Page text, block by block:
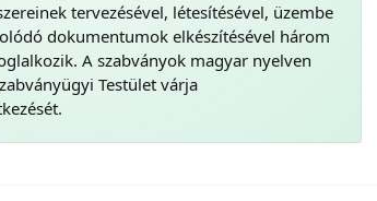
tervezésével, létesítésével, üzembe
dokumentumok elkészítésével három
A szabványok magyar nyelven
Testület várja